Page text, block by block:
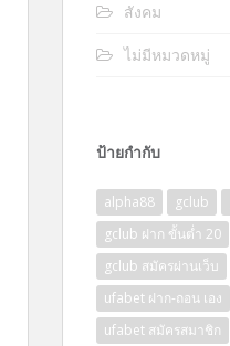
สังคม
ไม่มีหมวดหมู่
ป้ายกำกับ
alpha88 gclub
gclub ฝาก ขั้นต่ำ 20
gclub สมัครผ่านเว็บ
ufabet ฝาก-ถอน เอง
ufabet สมัครสมาชิก